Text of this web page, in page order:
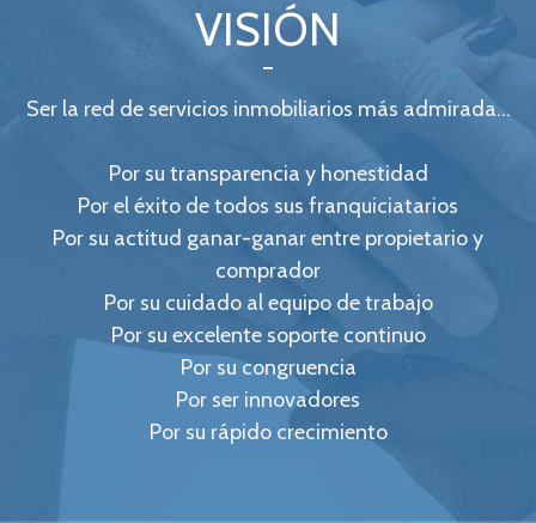
VISIÓN
Ser la red de servicios inmobiliarios más admirada…
Por su transparencia y honestidad
Por el éxito de todos sus franquiciatarios
Por su actitud ganar-ganar entre propietario y
comprador
Por su cuidado al equipo de trabajo
Por su excelente soporte continuo
Por su congruencia
Por ser innovadores
Por su rápido crecimiento